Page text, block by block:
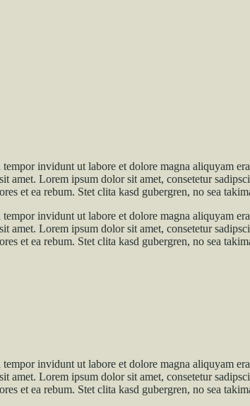
invidunt ut labore et dolore magna aliquyam
amet. Lorem ipsum dolor sit amet, consetetur
et ea rebum. Stet clita kasd gubergren, no sea
invidunt ut labore et dolore magna aliquyam
amet. Lorem ipsum dolor sit amet, consetetur
et ea rebum. Stet clita kasd gubergren, no sea
invidunt ut labore et dolore magna aliquyam
amet. Lorem ipsum dolor sit amet, consetetur
et ea rebum. Stet clita kasd gubergren, no sea